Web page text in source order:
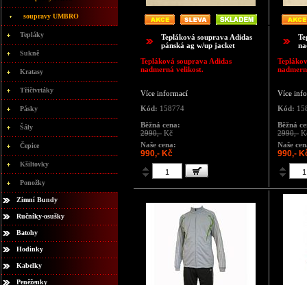
soupravy UMBRO
Tepláky
Sukně
Kratasy
Třičtvrtáky
Pásky
Šály
Čepice
Kšiltovky
Ponožky
Zimní Bundy
Ručníky-osušky
Batohy
Hodinky
Kabelky
Peněženky
Tepláková souprava Adidas
pánská ag w/up jacket
Tepláková souprava Adidas
nadmerná velikost.
Více informací
Kód: 158774
Běžná cena:
2990,- Kč
Naše cena:
990,- Kč
Více
Kód:
Běžná
2990,-
Naše
990,-